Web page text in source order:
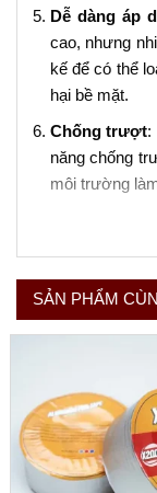
Dễ dàng áp
cao, nhưng
kế để có thể
hại bề mặt.
Chống trượt:
năng chống
môi trường
Băng dính dán
thống quản lý an
việc một cách
dán nền, bạn
về độ bền, và
SẢN PHẨM